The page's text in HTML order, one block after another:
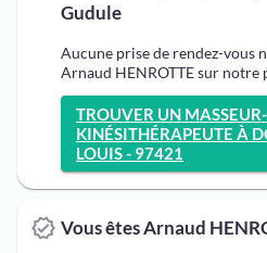
Gudule
Aucune prise de rendez-vous
Arnaud HENROTTE sur notre
TROUVER UN MASSEUR-
KINÉSITHÉRAPEUTE À
LOUIS - 97421
Vous êtes Arnaud